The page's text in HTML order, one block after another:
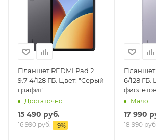
Планшет REDMI Pad 2
9.7 4/128 ГБ. Цвет: "Серый
графит"
Достаточно
15 490 руб.
16 990руб. -9%
Планшет
6/128 ГБ.
Мало
17 990
18 990
Оставшиеся75% будут
списываться
%каждые 2 недели
Подробнее
об оплате Плайтом